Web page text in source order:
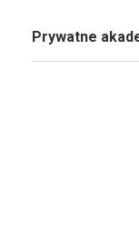
Prywatne